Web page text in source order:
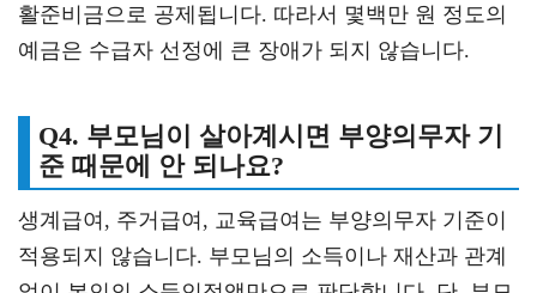
활준비금으로 공제됩니다. 따라서 몇백만 원 정도의
예금은 수급자 선정에 큰 장애가 되지 않습니다.
Q4. 부모님이 살아계시면 부양의무자 기
준 때문에 안 되나요?
생계급여, 주거급여, 교육급여는 부양의무자 기준이
적용되지 않습니다. 부모님의 소득이나 재산과 관계